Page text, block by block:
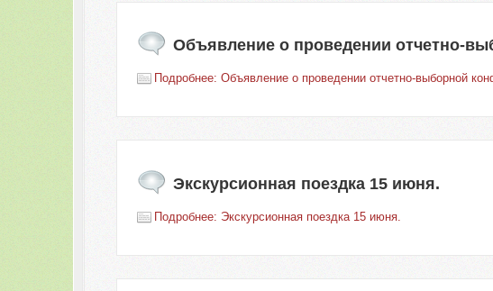
Объявление о проведении отчетно-
Подробнее: Объявление о проведении отчетно-выборной
Экскурсионная поездка 15 июня.
Подробнее: Экскурсионная поездка 15 июня.